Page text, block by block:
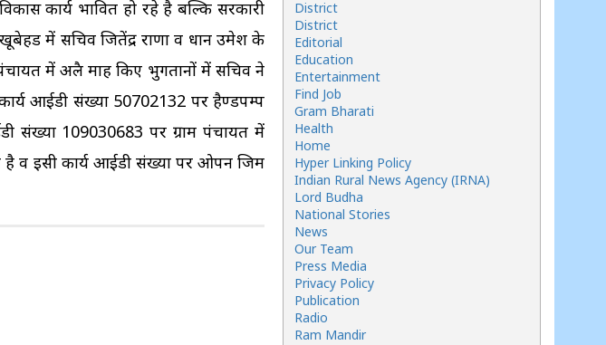
कार्य प्रभावित हो रहे है बल्कि सरकारी
में सचिव जितेंद्र राणा व प्रधान उमेश के
में अप्रैल माह किए भुगतानों में सचिव ने
आईडी संख्या 50702132 पर हैण्डपम्प
संख्या 109030683 पर ग्राम पंचायत में
है व इसी कार्य आईडी संख्या पर ओपन जिम
District
District
Editorial
Education
Entertainment
Find Job
Gram Bharati
Health
Home
Hyper Linking Policy
Indian Rural News Agency (IRNA)
Lord Budha
National Stories
News
Our Team
Press Media
Privacy Policy
Publication
Radio
Ram Mandir